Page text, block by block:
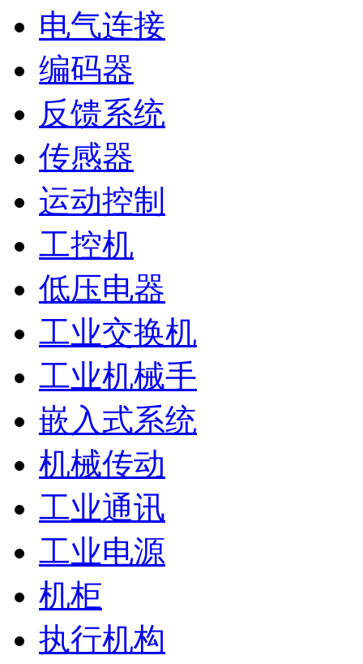
电气连接
编码器
反馈系统
传感器
运动控制
工控机
低压电器
工业交换机
工业机械手
嵌入式系统
机械传动
工业通讯
工业电源
机柜
执行机构